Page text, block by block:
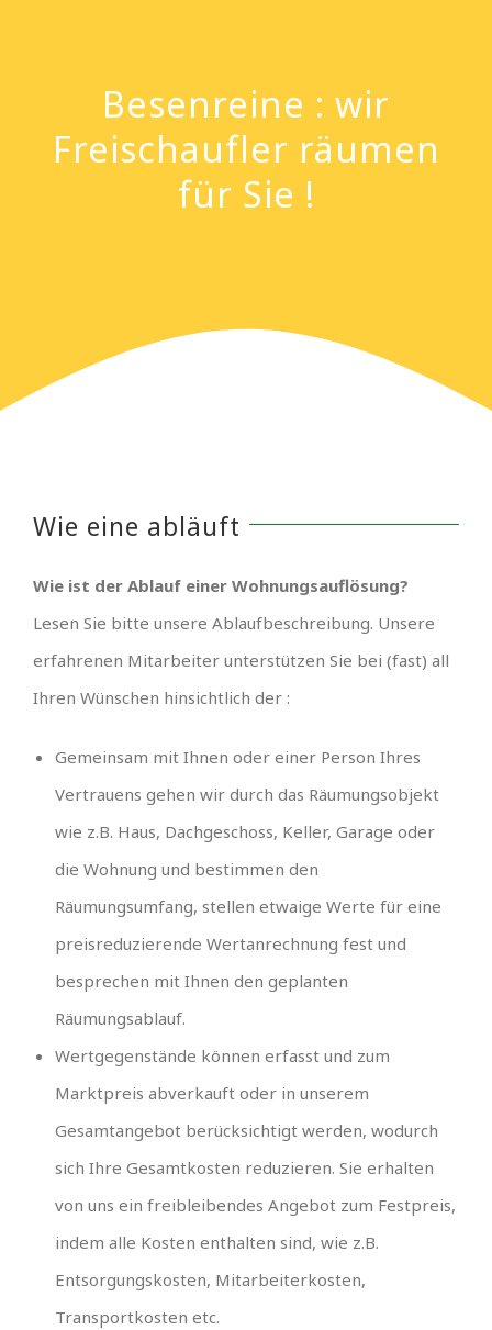
Besenreine : wir
Freischaufler räumen
für Sie !
Wie eine abläuft
Wie ist der Ablauf einer Wohnungsauflösung?
Lesen Sie bitte unsere Ablaufbeschreibung. Unsere
erfahrenen Mitarbeiter unterstützen Sie bei (fast) all
Ihren Wünschen hinsichtlich der :
Gemeinsam mit Ihnen oder einer Person Ihres
Vertrauens gehen wir durch das Räumungsobjekt
wie z.B. Haus, Dachgeschoss, Keller, Garage oder
die Wohnung und bestimmen den
Räumungsumfang, stellen etwaige Werte für eine
preisreduzierende Wertanrechnung fest und
besprechen mit Ihnen den geplanten
Räumungsablauf.
Wertgegenstände können erfasst und zum
Marktpreis abverkauft oder in unserem
Gesamtangebot berücksichtigt werden, wodurch
sich Ihre Gesamtkosten reduzieren. Sie erhalten
von uns ein freibleibendes Angebot zum Festpreis,
indem alle Kosten enthalten sind, wie z.B.
Entsorgungskosten, Mitarbeiterkosten,
Transportkosten etc.